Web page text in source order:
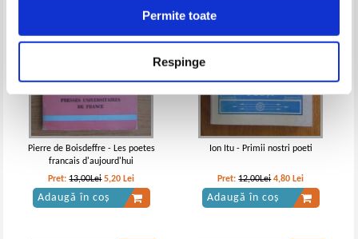
Permite toate
Respinge
Pierre de Boisdeffre - Les poetes
francais d'aujourd'hui
Pret:13,00Lei 5,20 Lei
Adaugă în coș
Ion Itu - Primii nostri poeti
Pret:12,00Lei 4,80 Lei
Adaugă în coș